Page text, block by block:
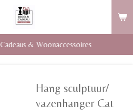
& Woonaccessoires
Hang sculptuur/
vazenhanger Cat